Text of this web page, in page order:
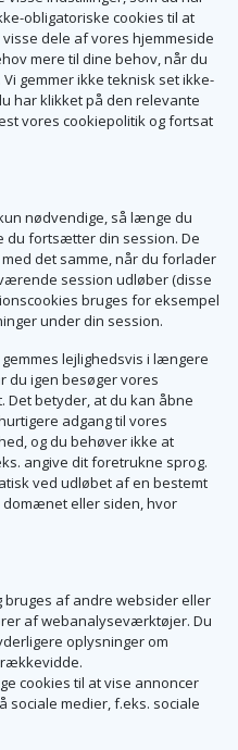
obligatoriske cookies til at
dele af vores hjemmeside
mere til dine behov, når du
gemmer ikke teknisk set ikke-
har klikket på den relevante
vores cookiepolitik og fortsat
nødvendige, så længe du
du fortsætter din session. De
det samme, når du forlader
session udløber (disse
bruges for eksempel
under din session.
lejlighedsvis i længere
du igen besøger vores
Det betyder, at du kan åbne
adgang til vores
og du behøver ikke at
angive dit foretrukne sprog.
ved udløbet af en bestemt
eller siden, hvor
af andre websider eller
af webanalyseværktøjer. Du
oplysninger om
cookies til at vise annoncer
sociale medier, f.eks. sociale